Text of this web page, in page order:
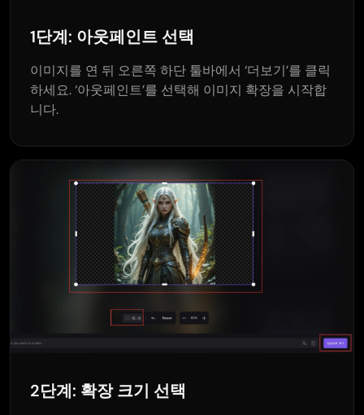
1단계: 아웃페인트 선택
이미지를 연 뒤 오른쪽 하단 툴바에서 ‘더보기’를 클릭
하세요. ‘아웃페인트’를 선택해 이미지 확장을 시작합
니다.
2단계: 확장 크기 선택